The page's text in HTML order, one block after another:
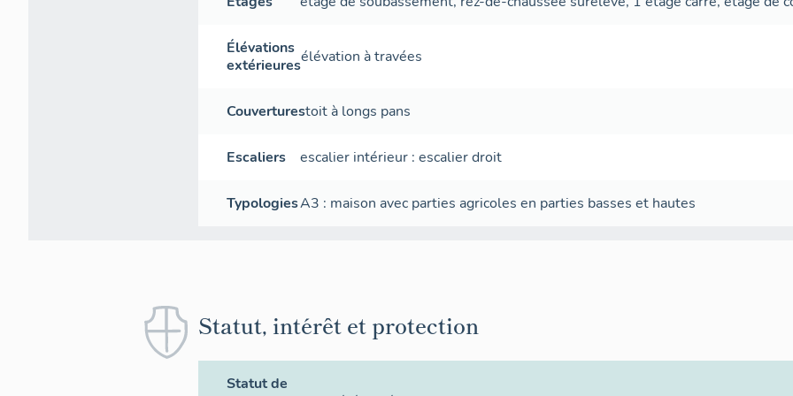
Élévations
extérieuresélévation à travées
Couverturestoit à longs pans
Escaliers escalier intérieur :escalier droit
TypologiesA3 : maison avec parties agricoles en parties basses et hautes
Statut, intérêt et protection
Statut de